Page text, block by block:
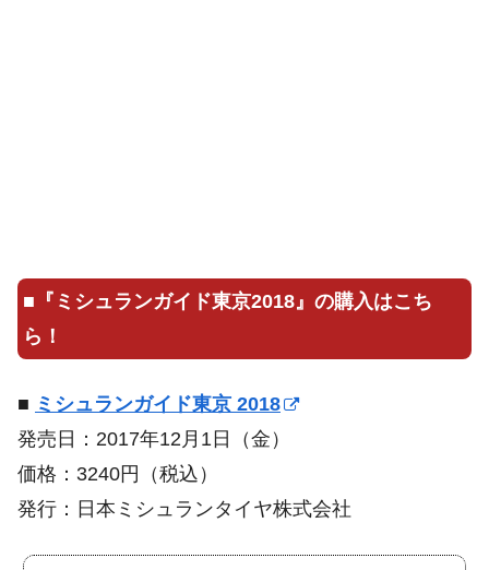
■ 『ミシュランガイド東京2018』の購入はこち
ら！
■ ミシュランガイド東京 2018
発売日：2017年12月1日（金）
価格：3240円（税込）
発行：日本ミシュランタイヤ株式会社